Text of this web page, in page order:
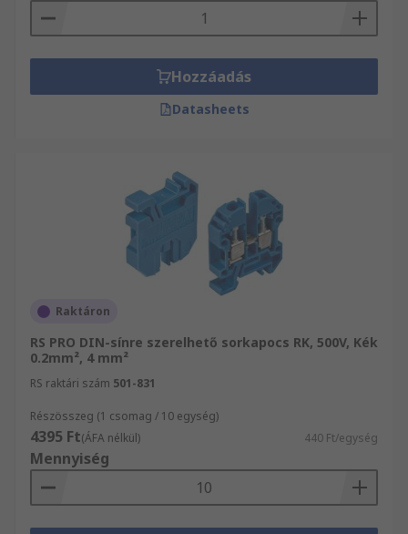
Hozzáadás
Datasheets
Raktáron
RS PRO DIN-sínre szerelhető sorkapocs RK, 500V, Kék
0.2mm², 4 mm²
RS raktári szám 501-831
Részösszeg (1 csomag / 10 egység)
4395 Ft(ÁFA nélkül) 440 Ft/egység
Mennyiség